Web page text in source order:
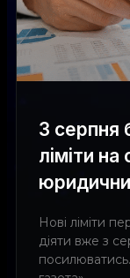
З серпня
ліміти на
Нові ліміти
діяти вже з